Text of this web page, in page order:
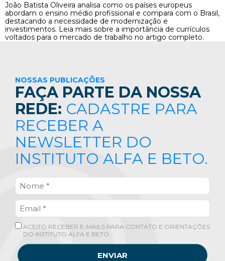
João Batista Oliveira analisa como os países europeus
abordam o ensino médio profissional e compara com o Brasil,
destacando a necessidade de modernização e
investimentos. Leia mais sobre a importância de currículos
voltados para o mercado de trabalho no artigo completo.
NOSSAS PUBLICAÇÕES
FAÇA PARTE DA NOSSA
REDE: CADASTRE PARA
RECEBER A
NEWSLETTER DO
INSTITUTO ALFA E BETO.
ACEITO RECEBER E-MAILS PARA CONTATO E ORIENTAÇÕES
DO INSTITUTO ALFA E BETO.
ENVIAR